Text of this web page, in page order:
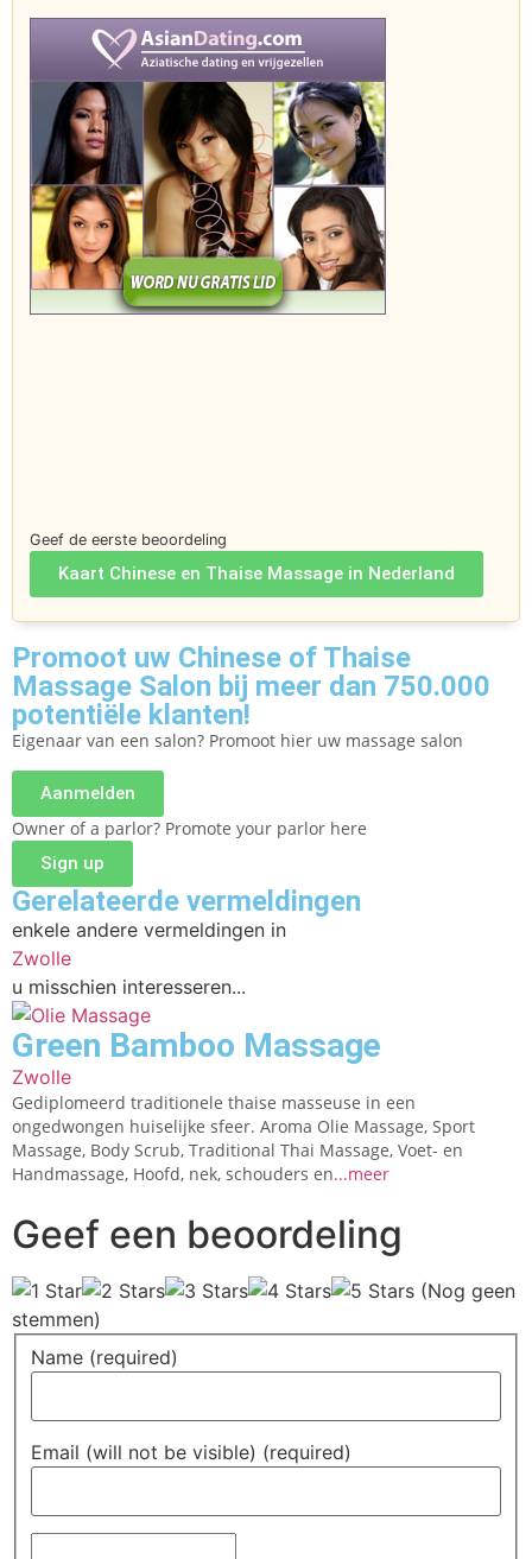
Geef de eerste beoordeling
Kaart Chinese en Thaise Massage in Nederland
Promoot uw Chinese of Thaise
Massage Salon bij meer dan 750.000
potentiële klanten!
Eigenaar van een salon? Promoot hier uw massage salon
Aanmelden
Owner of a parlor? Promote your parlor here
Sign up
Gerelateerde vermeldingen
enkele andere vermeldingen in
Zwolle
u misschien interesseren...
Green Bamboo Massage
Zwolle
Gediplomeerd traditionele thaise masseuse in een
ongedwongen huiselijke sfeer. Aroma Olie Massage, Sport
Massage, Body Scrub, Traditional Thai Massage, Voet- en
Handmassage, Hoofd, nek, schouders en...meer
Geef een beoordeling
(Nog geen
stemmen)
Name (required)
Email (will not be visible) (required)